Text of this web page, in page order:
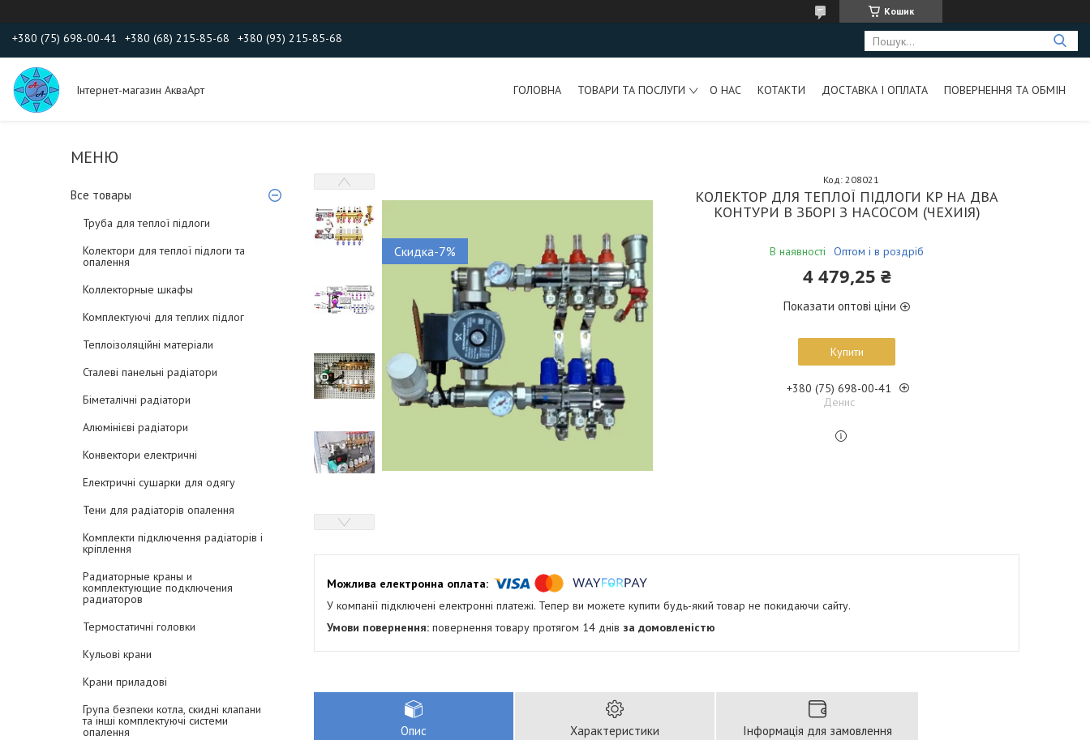
Кошик
+380 (75) 698-00-41 +380 (68) 215-85-68 +380 (93) 215-85-68
Інтернет-магазин АкваАрт ГОЛОВНА ТОВАРИ ТА ПОСЛУГИ О НАС КОТАКТИ ДОСТАВКА І ОПЛАТА ПОВЕРНЕННЯ ТА ОБМІН
Все товары
Труба для теплої підлоги
Колектори для теплої підлоги та
опалення
Коллекторные шкафы
Комплектуючі для теплих підлог
Теплоізоляційні матеріали
Сталеві панельні радіатори
Біметалічні радіатори
Алюмінієві радіатори
Конвектори електричні
Електричні сушарки для одягу
Тени для радіаторів опалення
Комплекти підключення радіаторів і
кріплення
Радиаторные краны и
комплектующие подключения
радиаторов
Термостатичні головки
Кульові крани
Крани приладові
Група безпеки котла, скидні клапани
та інші комплектуючі системи
опалення
Скидка-7%
КОЛЕКТОР ДЛЯ ТЕПЛОЇ ПІДЛОГИ KP НА ДВА
КОНТУРИ В ЗБОРІ З НАСОСОМ (ЧЕХИІЯ)
В наявності Оптом і в роздріб
Код: 208021
4 479,25 ₴
Показати оптові ціни
Купити
+380 (75) 698-00-41
Денис
У компанії підключені електронні платежі. Тепер ви можете купити будь-який товар не покидаючи сайту.
повернення товару протягом 14 днів за домовленістю
Опис Характеристики Інформація для замовлення